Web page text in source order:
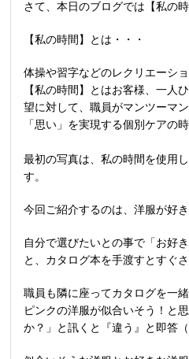
さて、本日のブログでは【私の
【私の時間】とは・・・
体操や習字などのレクリエーシ
【私の時間】とはお客様、一人
望に対して、職員がマンツーマ
「思い」を実現する個別ケアの時
最初の写真は、私の時間を使用
す。
今回ご紹介するのは、洋服が好き
自分で選びたいとの事で「お好
と、カタログ本を手渡すとすぐ
職員も隣に座ってカタログを一
ピンクの洋服が似合いそう！と
か？」と訊くと『違う』と即答（